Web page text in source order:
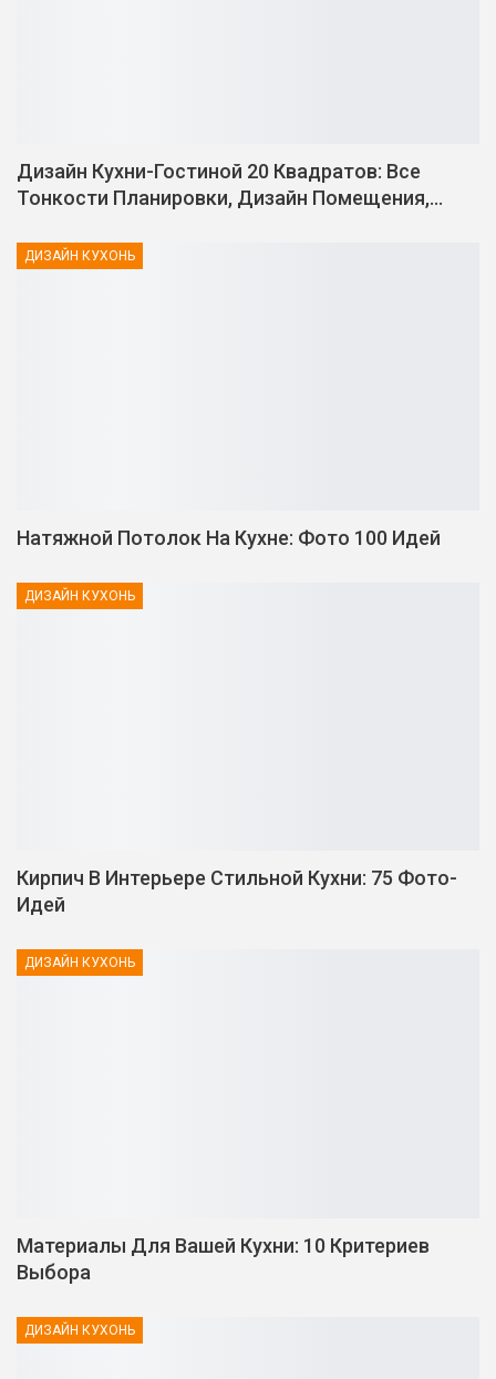
Дизайн Кухни-Гостиной 20 Квадратов: Все
Тонкости Планировки, Дизайн Помещения,…
ДИЗАЙН КУХОНЬ
Натяжной Потолок На Кухне: Фото 100 Идей
ДИЗАЙН КУХОНЬ
Кирпич В Интерьере Стильной Кухни: 75 Фото-
Идей
ДИЗАЙН КУХОНЬ
Материалы Для Вашей Кухни: 10 Критериев
Выбора
ДИЗАЙН КУХОНЬ